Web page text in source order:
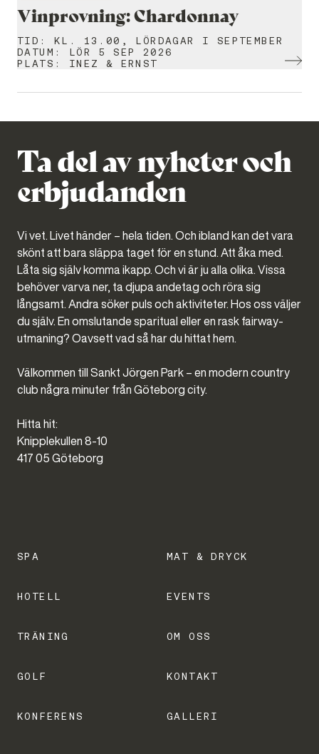
Vinprovning: Chardonnay
TID : KL. 13.00, LÖRDAGAR I SEPTEMBER
DATUM :
LÖR 5 SEP 2026
PLATS : INEZ & ERNST
Ta del av nyheter och
erbjudanden
Vi vet. Livet händer – hela tiden. Och ibland kan det vara
skönt att bara släppa taget för en stund. Att åka med.
Låta sig själv komma ikapp. Och vi är ju alla olika. Vissa
behöver varva ner, ta djupa andetag och röra sig
långsamt. Andra söker puls och aktiviteter. Hos oss väljer
du själv. En omslutande sparitual eller en rask fairway-
utmaning? Oavsett vad så har du hittat hem.
Välkommen till Sankt Jörgen Park – en modern country
club några minuter från Göteborg city.
Hitta hit:
Knipplekullen 8-10
417 05 Göteborg
SPA
HOTELL
TRÄNING
GOLF
KONFERENS
MAT & DRYCK
EVENTS
OM OSS
KONTAKT
GALLERI